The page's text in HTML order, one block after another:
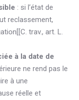
: si l’état de
reclassement,
trav., art. L.
à la date de
ne rend pas le
à une
réelle et